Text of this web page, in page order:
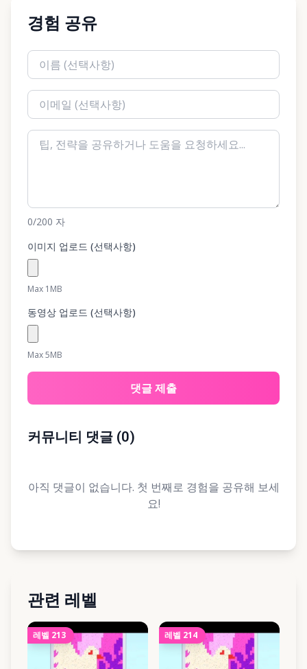
경험 공유
0/200 자
이미지 업로드 (선택사항)
Max 1MB
동영상 업로드 (선택사항)
Max 5MB
댓글 제출
커뮤니티 댓글 (0)
아직 댓글이 없습니다. 첫 번째로 경험을 공유해 보세
요!
관련 레벨
레벨 213 레벨 214